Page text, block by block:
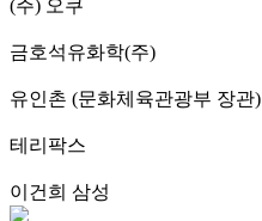
(주) 오쿠
금호석유화학(주)
유인촌 (문화체육관광부 장관)
테리팍스
이건희 삼성